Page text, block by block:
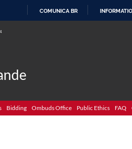
COMUNICA BR
4
Bidding Ombuds Office Public Ethics FAQ